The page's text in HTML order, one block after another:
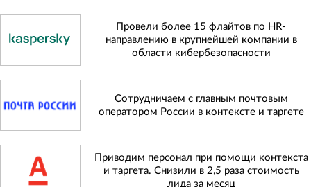
Провели более 15 флайтов по HR-
направлению в крупнейшей компании в
области кибербезопасности
Сотрудничаем с главным почтовым
оператором России в контексте и таргете
Приводим персонал при помощи контекста
и таргета. Снизили в 2,5 раза стоимость
лида за месяц